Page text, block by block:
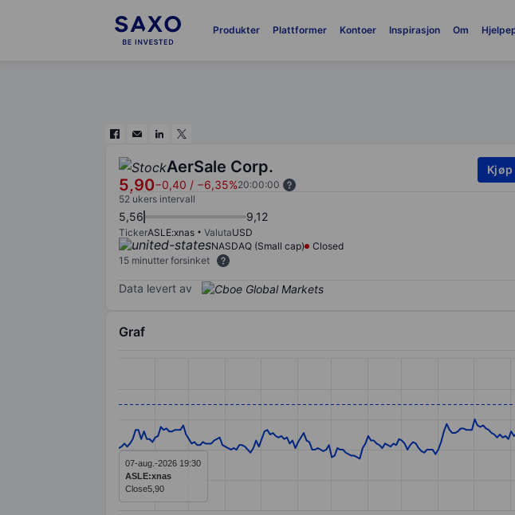
Produkter Plattformer Kontoer Inspirasjon Om
AerSale Corp.
5,90−0,40 / −6,35%20:00:00
Kjøp
52 ukers intervall
5,56 9,12
TickerASLE:xnas ValutaUSD
NASDAQ (Small cap)
Closed
15 minutter forsinket
Data levert av
Graf
The chart has 1 Y axis displaying values. Data ranges from 5.79
07-aug.-2026 19:30
ASLE:xnas
Close5,90